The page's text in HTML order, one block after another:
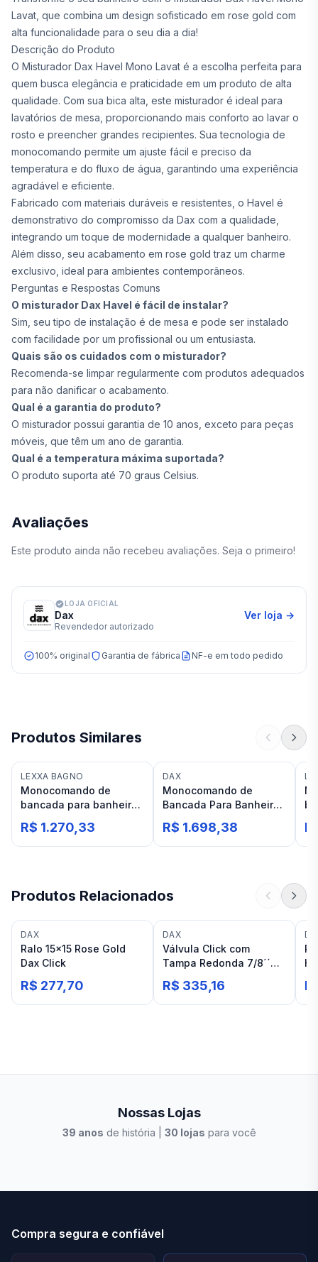
Lavat, que combina um design sofisticado em rose gold com
alta funcionalidade para o seu dia a dia!
Descrição do Produto
O Misturador Dax Havel Mono Lavat é a escolha perfeita para
quem busca elegância e praticidade em um produto de alta
qualidade. Com sua bica alta, este misturador é ideal para
lavatórios de mesa, proporcionando mais conforto ao lavar o
rosto e preencher grandes recipientes. Sua tecnologia de
monocomando permite um ajuste fácil e preciso da
temperatura e do fluxo de água, garantindo uma experiência
agradável e eficiente.
Fabricado com materiais duráveis e resistentes, o Havel é
demonstrativo do compromisso da Dax com a qualidade,
integrando um toque de modernidade a qualquer banheiro.
Além disso, seu acabamento em rose gold traz um charme
exclusivo, ideal para ambientes contemporâneos.
Perguntas e Respostas Comuns
O misturador Dax Havel é fácil de instalar?
Sim, seu tipo de instalação é de mesa e pode ser instalado
com facilidade por um profissional ou um entusiasta.
Quais são os cuidados com o misturador?
Recomenda-se limpar regularmente com produtos adequados
para não danificar o acabamento.
Qual é a garantia do produto?
O misturador possui garantia de 10 anos, exceto para peças
móveis, que têm um ano de garantia.
Qual é a temperatura máxima suportada?
O produto suporta até 70 graus Celsius.
Avaliações
Este produto ainda não recebeu avaliações. Seja o primeiro!
LOJA OFICIAL
Dax
Revendedor autorizado
Ver loja →
100% original Garantia de fábrica NF-e em todo pedido
Produtos Similares
LEXXA BAGNO
Monocomando de
bancada para banheiro
bica baixa Lexxa Bagno
Squad Cromado
R$ 1.270,33
DAX
Monocomando de
Bancada Para Banheiro
Bica Baixa Rose Gold
Dax Havel
R$ 1.698,38
Produtos Relacionados
DAX
Ralo 15x15 Rose Gold
Dax Click
R$ 277,70
DAX
Válvula Click com
Tampa Redonda 7/8´´
Para Cubas de
Banheiros Rose Gold
Dax
R$ 335,16
Nossas Lojas
39 anos de história | 30 lojas para você
Compra segura e confiável